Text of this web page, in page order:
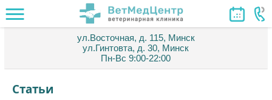
ул.Восточная, д. 115, Минск
ул.Гинтовта, д. 30, Минск
Пн-Вс 9:00-22:00
Статьи